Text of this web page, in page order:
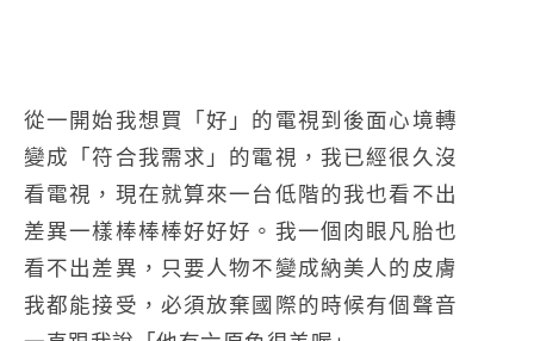
從一開始我想買「好」的電視到後面心境轉
變成「符合我需求」的電視，我已經很久沒
看電視，現在就算來一台低階的我也看不出
差異一樣棒棒棒好好好。我一個肉眼凡胎也
看不出差異，只要人物不變成納美人的皮膚
我都能接受，必須放棄國際的時候有個聲音